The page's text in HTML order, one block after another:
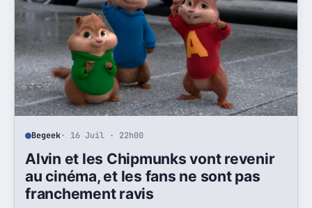
Begeek· 16 Juil · 22h00
Alvin et les Chipmunks vont revenir
au cinéma, et les fans ne sont pas
franchement ravis